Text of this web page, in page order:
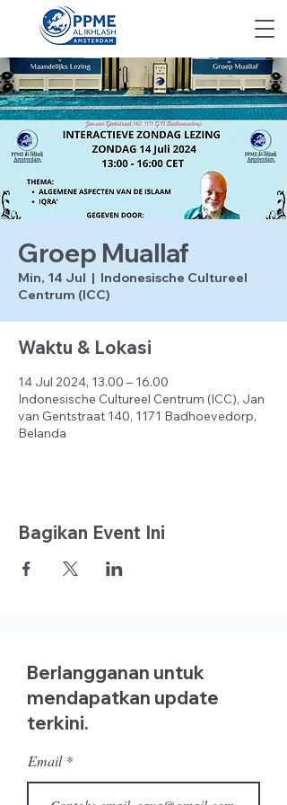
Groep Muallaf
Min, 14 Jul
  |
Indonesische Cultureel
Centrum (ICC)
Waktu & Lokasi
14 Jul 2024, 13.00 – 16.00
Indonesische Cultureel Centrum (ICC), Jan
van Gentstraat 140, 1171 Badhoevedorp,
Belanda
Bagikan Event Ini
Berlangganan untuk
mendapatkan update
terkini.
Email